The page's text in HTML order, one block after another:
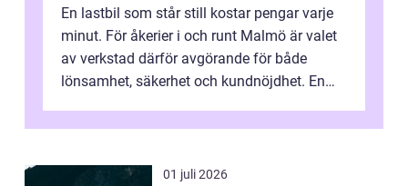
En lastbil som står still kostar pengar varje
minut. För åkerier i och runt Malmö är valet
av verkstad därför avgörande för både
lönsamhet, säkerhet och kundnöjdhet. En
01 juli 2026